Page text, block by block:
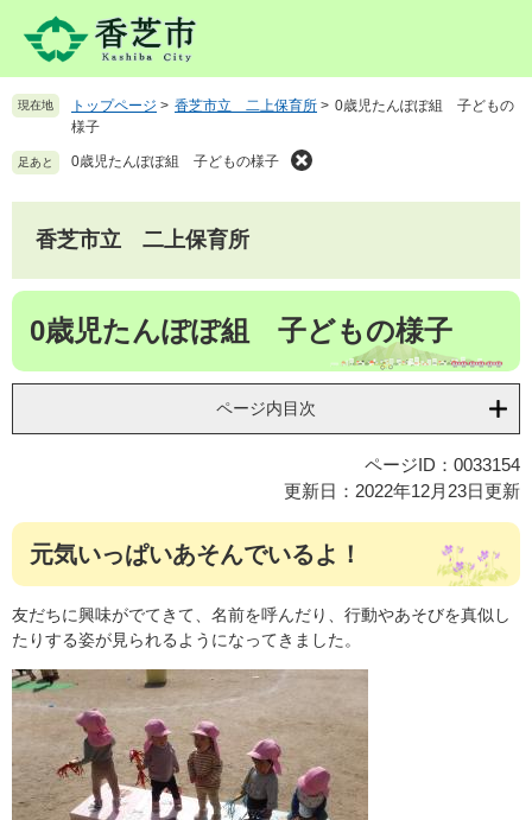
先を 現在地 トップページ > 香芝市立 二上保育所 > 0歳児たんぽぽ組 子どもの
様子
足あと 0歳児たんぽぽ組 子どもの様子
香芝市立 二上保育所
本
0歳児たんぽぽ組 子どもの様子
ページ内目次
ページID：0033154
更新日：2022年12月23日更新
元気いっぱいあそんでいるよ！
友だちに興味がでてきて、名前を呼んだり、行動やあそびを真似し
たりする姿が見られるようになってきました。